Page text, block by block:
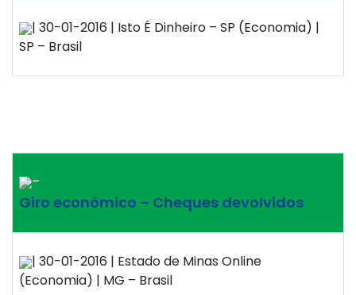
| 30-01-2016 | Isto É Dinheiro – SP (Economia) |
SP – Brasil
–
Giro econômico – Cheques devolvidos
| 30-01-2016 | Estado de Minas Online
(Economia) | MG – Brasil